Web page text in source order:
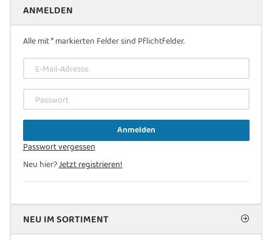
ANMELDEN
Alle mit*markierten Felder sind Pflichtfelder.
E-Mail-Adresse
Passwort
Anmelden
Passwort vergessen
Neu hier?Jetzt registrieren!
NEU IM SORTIMENT